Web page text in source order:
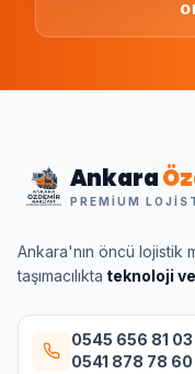
Ankara
PREMIUM
Ankara'nın öncü lojistik
taşımacılıkta teknoloji
0545 656 81 03
0541 878 78 60